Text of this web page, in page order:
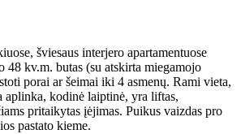
šviesaus interjero apartamentuose
48 kv.m. butas (su atskirta miegamojo
porai ar šeimai iki 4 asmenų. Rami vieta,
kodinė laiptinė, yra liftas,
pritaikytas įėjimas. Puikus vaizdas pro
pastato kieme.